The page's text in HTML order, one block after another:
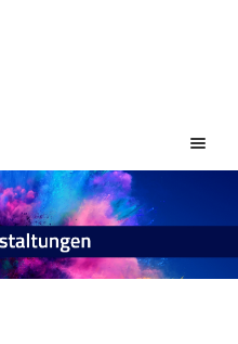
Veranstaltungssuche
Mein Konto